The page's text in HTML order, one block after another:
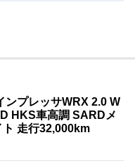
ンプレッサWRX 2.0 W
HKS車高調 SARDメ
走行32,000km